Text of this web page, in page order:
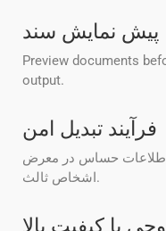
پیش نمایش سند
Preview documents
output.
فرآیند تبدیل امن
اطلاعات حساس در معرض
اشخاص ثالث.
با کیفیت بالا